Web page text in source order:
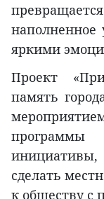
яркими
Проект
память
сделать
к обществу